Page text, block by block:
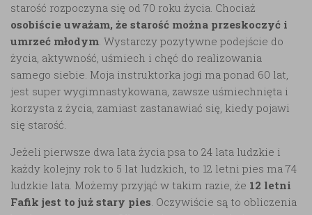
starość rozpoczyna się od 70 roku życia. Chociaż
osobiście uważam, że starość można przeskoczyć i
umrzeć młodym. Wystarczy pozytywne podejście do
życia, aktywność, uśmiech i chęć do realizowania
samego siebie. Moja instruktorka jogi ma ponad 60 lat,
jest super wygimnastykowana, zawsze uśmiechnięta i
korzysta z życia, zamiast zastanawiać się, kiedy pojawi
się starość.
Jeżeli pierwsze dwa lata życia psa to 24 lata ludzkie i
każdy kolejny rok to 5 lat ludzkich, to 12 letni pies ma 74
ludzkie lata. Możemy przyjąć w takim razie, że 12 letni
Fafik jest to już stary pies. Oczywiście są to obliczenia